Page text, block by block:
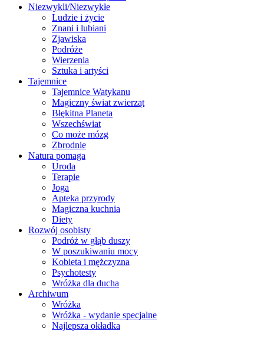
Niezwykli/Niezwykłe
Ludzie i życie
Znani i lubiani
Zjawiska
Podróże
Wierzenia
Sztuka i artyści
Tajemnice
Tajemnice Watykanu
Magiczny świat zwierząt
Błękitna Planeta
Wszechświat
Co może mózg
Zbrodnie
Natura pomaga
Uroda
Terapie
Joga
Apteka przyrody
Magiczna kuchnia
Diety
Rozwój osobisty
Podróż w głąb duszy
W poszukiwaniu mocy
Kobieta i mężczyzna
Psychotesty
Wróżka dla ducha
Archiwum
Wróżka
Wróżka - wydanie specjalne
Najlepsza okładka